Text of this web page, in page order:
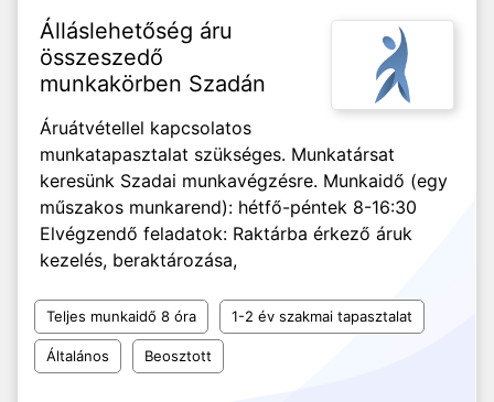
Álláslehetőség áru
összeszedő
munkakörben Szadán
Áruátvétellel kapcsolatos
munkatapasztalat szükséges. Munkatársat
keresünk Szadai munkavégzésre. Munkaidő (egy
műszakos munkarend): hétfő-péntek 8-16:30
Elvégzendő feladatok: Raktárba érkező áruk
kezelés, beraktározása,
Teljes munkaidő 8 óra 1-2 év szakmai tapasztalat
Általános Beosztott